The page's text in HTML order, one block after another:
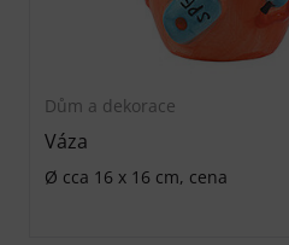
Dům a dekorace
Váza
Ø cca 16 x 16 cm, cena